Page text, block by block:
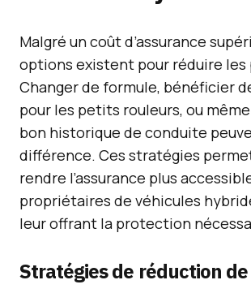
Malgré un coût d’assurance
options existent pour réduire les
Changer de formule, bénéficier
pour les petits rouleurs, ou
bon historique de conduite
différence. Ces stratégies
rendre l’assurance plus
propriétaires de véhicules
leur offrant la protection
Stratégies de réduction